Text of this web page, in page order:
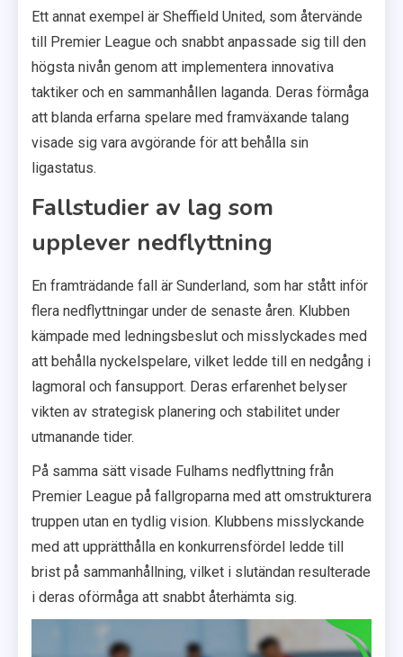
Ett annat exempel är Sheffield United, som återvände
till Premier League och snabbt anpassade sig till den
högsta nivån genom att implementera innovativa
taktiker och en sammanhållen laganda. Deras förmåga
att blanda erfarna spelare med framväxande talang
visade sig vara avgörande för att behålla sin
ligastatus.
Fallstudier av lag som
upplever nedflyttning
En framträdande fall är Sunderland, som har stått inför
flera nedflyttningar under de senaste åren. Klubben
kämpade med ledningsbeslut och misslyckades med
att behålla nyckelspelare, vilket ledde till en nedgång i
lagmoral och fansupport. Deras erfarenhet belyser
vikten av strategisk planering och stabilitet under
utmanande tider.
På samma sätt visade Fulhams nedflyttning från
Premier League på fallgroparna med att omstrukturera
truppen utan en tydlig vision. Klubbens misslyckande
med att upprätthålla en konkurrensfördel ledde till
brist på sammanhållning, vilket i slutändan resulterade
i deras oförmåga att snabbt återhämta sig.